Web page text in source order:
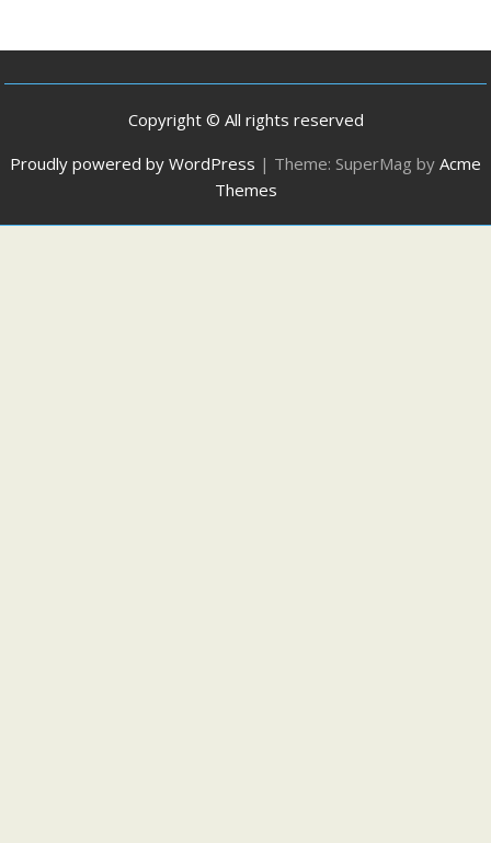
Copyright © All rights reserved
Proudly powered by WordPress | Theme: SuperMag by Acme
Themes